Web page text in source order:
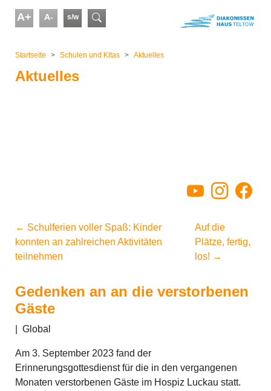
A+ A- s/w Suchformular
Startseite
Schulen und Kitas Aktuelles
Aktuelles
YouTubeInstagram
← Schulferien voller Spaß: Kinder
konnten an zahlreichen Aktivitäten
teilnehmen
Auf die
Plätze, fertig,
los! →
Gedenken an an die verstorbenen
Gäste
Global
Am 3. September 2023 fand der
Erinnerungsgottesdienst für die in den vergangenen
Monaten verstorbenen Gäste im Hospiz Luckau statt.